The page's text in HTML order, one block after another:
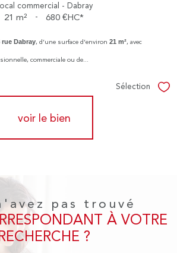
commercial - Dabray
21 m² - 680 €HC*
rue Dabray, d’une surface d’environ 21 m², avec
commerciale ou de...
Sélection
voir le bien
n'avez pas trouvé
À VOTRE
RECHERCHE ?